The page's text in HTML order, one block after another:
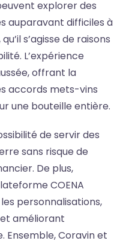
explorer des
auparavant difficiles à
s’agisse de raisons
L’expérience
offrant la
accords mets-vins
une bouteille entière.
de servir des
sans risque de
De plus,
COENA
personnalisations,
améliorant
Ensemble, Coravin et